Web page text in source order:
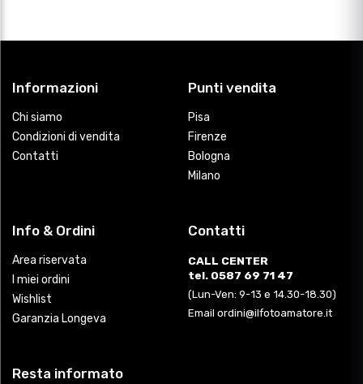
Informazioni
Chi siamo
Condizioni di vendita
Contatti
Punti vendita
Pisa
Firenze
Bologna
Milano
Info & Ordini
Area riservata
I miei ordini
Wishlist
Garanzia Longeva
Contatti
CALL CENTER
tel. 0587 69 71 47
(Lun-Ven: 9-13 e 14.30-18.30)
Email ordini@ilfotoamatore.it
Resta informato